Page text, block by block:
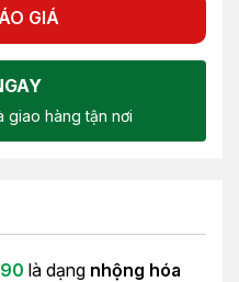
GIÁ
giao hàng tận nơi
là dạng nhộng hóa